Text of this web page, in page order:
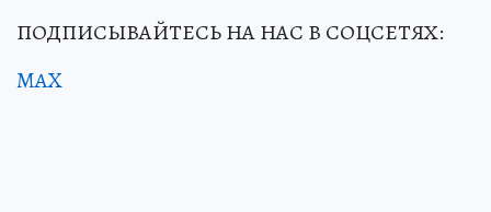
ПОДПИСЫВАЙТЕСЬ НА НАС В СОЦСЕТЯХ:
MAX